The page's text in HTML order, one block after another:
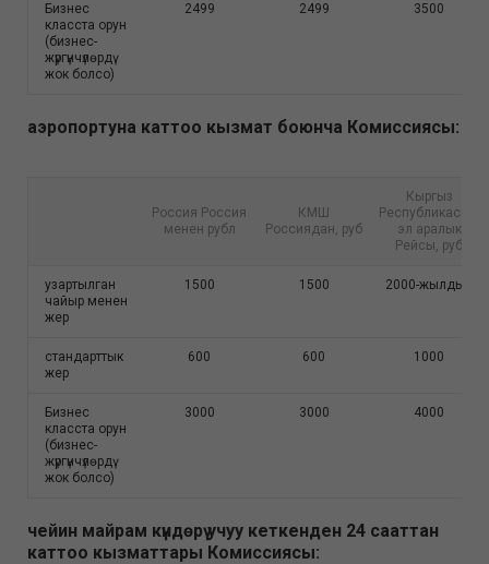
Бизнес
класста орун
(бизнес-
жүргүнчүлөрдү
жок болсо)
2499 2499 3500
аэропортуна каттоо кызмат боюнча Комиссиясы:
Россия Россия
менен рубл
КМШ
Россиядан, руб
Кыргыз
эл аралык
Рейсы, руб
узартылган
чайыр менен
жер
1500 1500 2000-жылдын
стандарттык
жер
600 600 1000
Бизнес
класста орун
(бизнес-
жүргүнчүлөрдү
жок болсо)
3000 3000 4000
чейин майрам күндөрү учуу кеткенден 24 сааттан
каттоо кызматтары Комиссиясы: